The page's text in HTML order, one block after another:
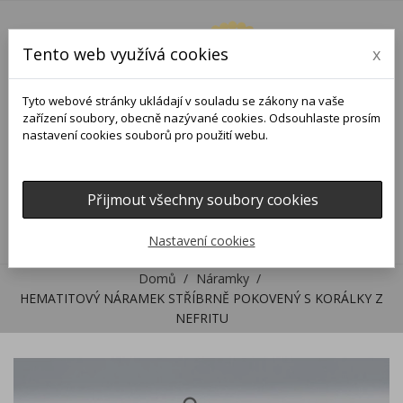
Domů
Náramky
HEMATITOVÝ NÁRAMEK STŘÍBRNĚ POKOVENÝ S KORÁLKY Z
NEFRITU
Tento web využívá cookies x
Tyto webové stránky ukládají v souladu se zákony na vaše
zařízení soubory, obecně nazývané cookies. Odsouhlaste prosím
nastavení cookies souborů pro použití webu.
Přijmout všechny soubory cookies
Nastavení cookies